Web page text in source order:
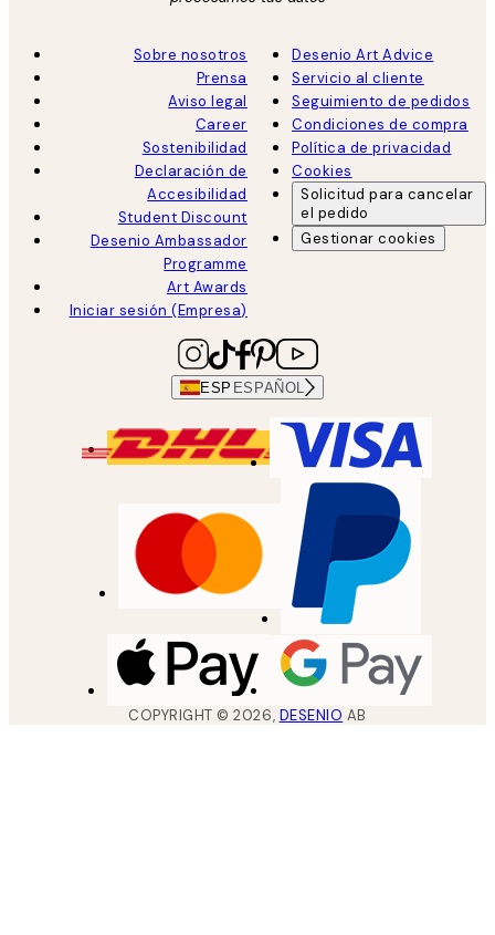
Sobre nosotros
Prensa
Aviso legal
Career
Sostenibilidad
Declaración de
Accesibilidad
Student Discount
Desenio Ambassador
Programme
Art Awards
Iniciar sesión (Empresa)
Desenio Art Advice
Servicio al cliente
Seguimiento de pedidos
Condiciones de compra
Política de privacidad
Cookies
Solicitud para cancelar
el pedido
Gestionar cookies
ESP ESPAÑOL
COPYRIGHT ©2026, DESENIO AB